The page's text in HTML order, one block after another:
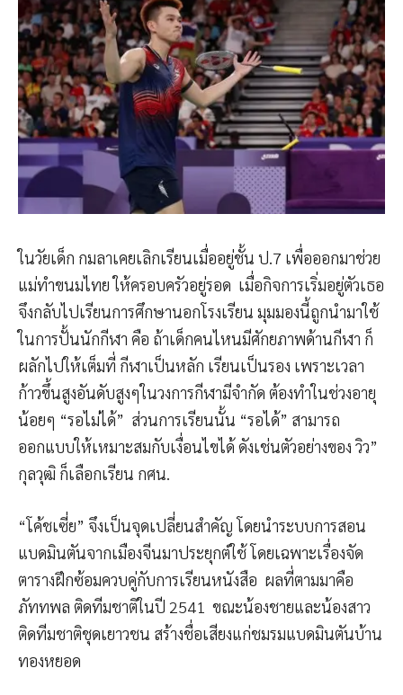
ในวัยเด็ก กมลาเคยเลิกเรียนเมื่ออยู่ชั้น ป.7 เพื่อออกมาช่วย
แม่ทำขนมไทย ให้ครอบครัวอยู่รอด เมื่อกิจการเริ่มอยู่ตัวเธอ
จึงกลับไปเรียนการศึกษานอกโรงเรียน มุมมองนี้ถูกนำมาใช้
ในการปั้นนักกีฬา คือ ถ้าเด็กคนไหนมีศักยภาพด้านกีฬา ก็
ผลักไปให้เต็มที่ กีฬาเป็นหลัก เรียนเป็นรอง เพราะเวลา
ก้าวขึ้นสูงอันดับสูงๆในวงการกีฬามีจำกัด ต้องทำในช่วงอายุ
น้อยๆ “รอไม่ได้” ส่วนการเรียนนั้น “รอได้” สามารถ
ออกแบบให้เหมาะสมกับเงื่อนไขได้ ดังเช่นตัวอย่างของ วิว”
กุลวุฒิ ก็เลือกเรียน กศน.
“โค้ชเซี่ย” จึงเป็นจุดเปลี่ยนสำคัญ โดยนำระบบการสอน
แบดมินตันจากเมืองจีนมาประยุกต์ใช้ โดยเฉพาะเรื่องจัด
ตารางฝึกซ้อมควบคู่กับการเรียนหนังสือ ผลที่ตามมาคือ
ภัททพล ติดทีมชาติในปี 2541 ขณะน้องชายและน้องสาว
ติดทีมชาติชุดเยาวชน สร้างชื่อเสียงแก่ชมรมแบดมินตันบ้าน
ทองหยอด